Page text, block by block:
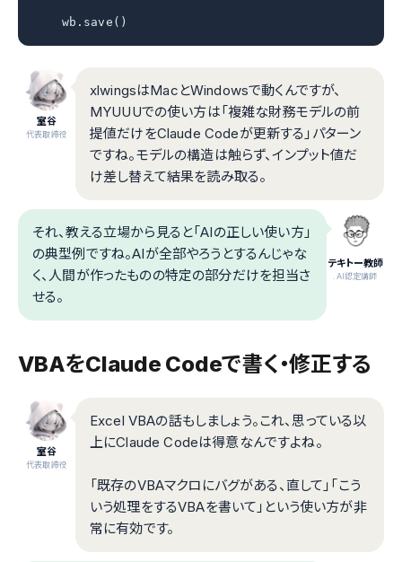
    wb.save()
室谷
代表取締役
xlwingsはMacとWindowsで動くんですが、
MYUUUでの使い方は「複雑な財務モデルの前
提値だけをClaude Codeが更新する」パターン
ですね。モデルの構造は触らず、インプット値だ
け差し替えて結果を読み取る。
テキトー教師
.AI認定講師
それ、教える立場から見ると「AIの正しい使い方」
の典型例ですね。AIが全部やろうとするんじゃな
く、人間が作ったものの特定の部分だけを担当さ
せる。
VBAをClaude Codeで書く・修正する
室谷
代表取締役
Excel VBAの話もしましょう。これ、思っている以
上にClaude Codeは得意なんですよね。
「既存のVBAマクロにバグがある、直して」「こう
いう処理をするVBAを書いて」という使い方が非
常に有効です。